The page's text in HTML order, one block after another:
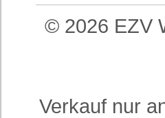
© 2026 EZV
Verkauf nur